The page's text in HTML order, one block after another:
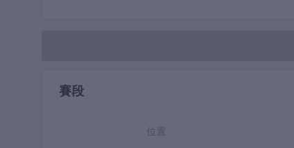
賽段
位置